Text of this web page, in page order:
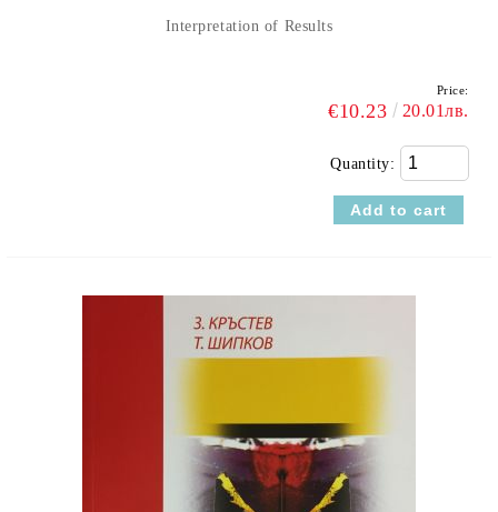
Interpretation of Results
Price:
€10.23 20.01лв.
Quantity: